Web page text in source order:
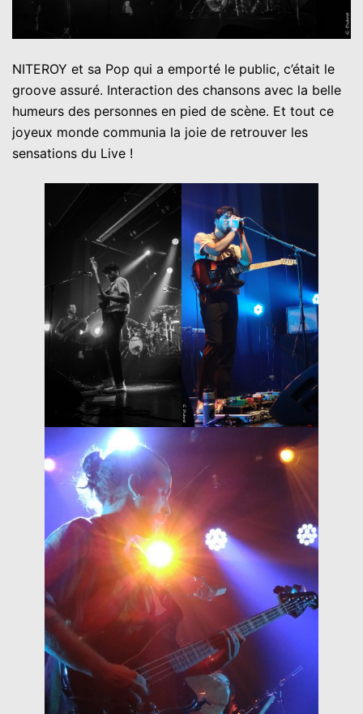
NITEROY et sa Pop qui a emporté le public, c’était le
groove assuré. Interaction des chansons avec la belle
humeurs des personnes en pied de scène. Et tout ce
joyeux monde communia la joie de retrouver les
sensations du Live !